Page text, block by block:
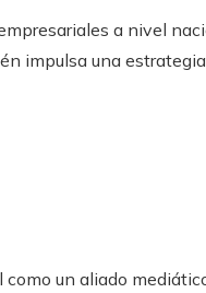
a nivel
impulsa una
un aliado